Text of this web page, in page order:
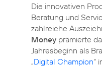
Die innovativen
Beratung und
zahlreiche
Money prämierte
Jahresbeginn als
„Digital Champion“